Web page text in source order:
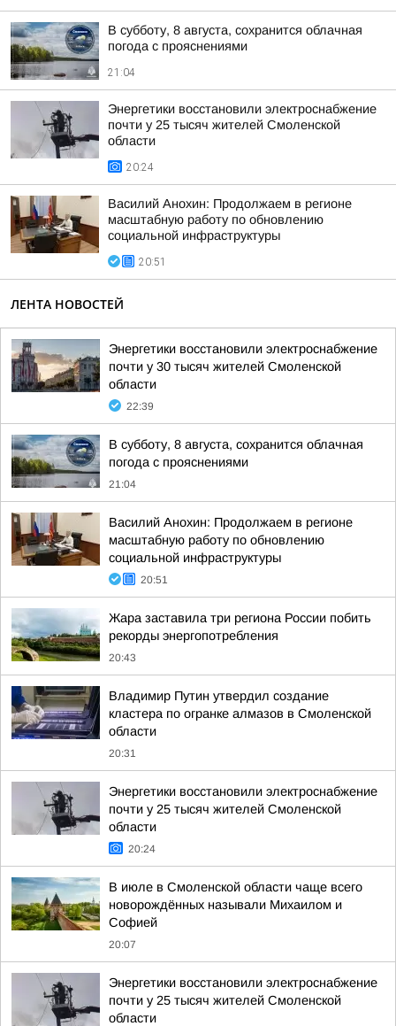
В субботу, 8 августа, сохранится облачная
погода с прояснениями
21:04
Энергетики восстановили электроснабжение
почти у 25 тысяч жителей Смоленской
области
20:24
Василий Анохин: Продолжаем в регионе
масштабную работу по обновлению
социальной инфраструктуры
20:51
ЛЕНТА НОВОСТЕЙ
Энергетики восстановили электроснабжение
почти у 30 тысяч жителей Смоленской
области
22:39
В субботу, 8 августа, сохранится облачная
погода с прояснениями
21:04
Василий Анохин: Продолжаем в регионе
масштабную работу по обновлению
социальной инфраструктуры
20:51
Жара заставила три региона России побить
рекорды энергопотребления
20:43
Владимир Путин утвердил создание
кластера по огранке алмазов в Смоленской
области
20:31
Энергетики восстановили электроснабжение
почти у 25 тысяч жителей Смоленской
области
20:24
В июле в Смоленской области чаще всего
новорождённых называли Михаилом и
Софией
20:07
Энергетики восстановили электроснабжение
почти у 25 тысяч жителей Смоленской
области